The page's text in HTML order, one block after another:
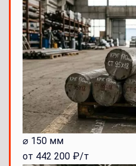
⌀ 150 мм
от 442 200 ₽/т